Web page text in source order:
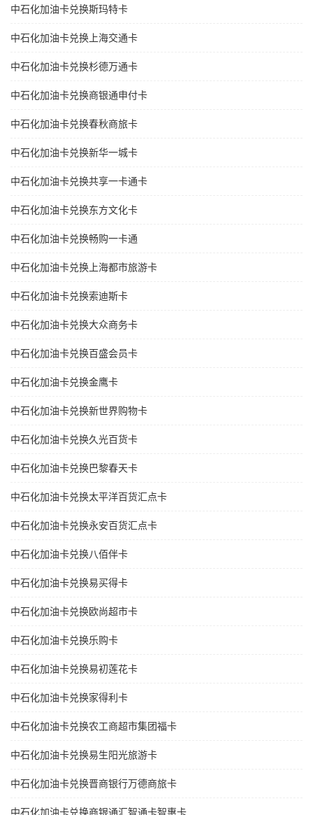
中石化加油卡兑换斯玛特卡
中石化加油卡兑换上海交通卡
中石化加油卡兑换杉德万通卡
中石化加油卡兑换商银通申付卡
中石化加油卡兑换春秋商旅卡
中石化加油卡兑换新华一城卡
中石化加油卡兑换共享一卡通卡
中石化加油卡兑换东方文化卡
中石化加油卡兑换畅购一卡通
中石化加油卡兑换上海都市旅游卡
中石化加油卡兑换索迪斯卡
中石化加油卡兑换大众商务卡
中石化加油卡兑换百盛会员卡
中石化加油卡兑换金鹰卡
中石化加油卡兑换新世界购物卡
中石化加油卡兑换久光百货卡
中石化加油卡兑换巴黎春天卡
中石化加油卡兑换太平洋百货汇点卡
中石化加油卡兑换永安百货汇点卡
中石化加油卡兑换八佰伴卡
中石化加油卡兑换易买得卡
中石化加油卡兑换欧尚超市卡
中石化加油卡兑换乐购卡
中石化加油卡兑换易初莲花卡
中石化加油卡兑换家得利卡
中石化加油卡兑换农工商超市集团福卡
中石化加油卡兑换易生阳光旅游卡
中石化加油卡兑换晋商银行万德商旅卡
中石化加油卡兑换商银通汇智通卡智惠卡